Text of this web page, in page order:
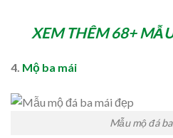
XEM THÊM 68+
4. Mộ ba mái
Mẫu mộ đá